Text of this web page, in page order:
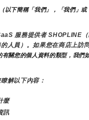
以下簡稱「我們」，「我們」
服務提供者 SHOPLINE
人員）。如果您在商店上訪
有關您的個人資料的類型，我們
解以下內容：
麼
訊